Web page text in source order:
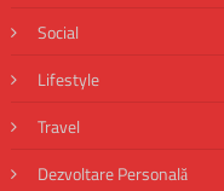
Social
Lifestyle
Travel
Dezvoltare Personală